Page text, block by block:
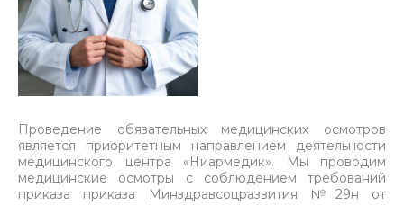
Проведение обязательных медицинских осмотров
является приоритетным направлением деятельности
медицинского центра «Ниармедик». Мы проводим
медицинские осмотры с соблюдением требований
приказа приказа Минздравсоцразвития №29н от